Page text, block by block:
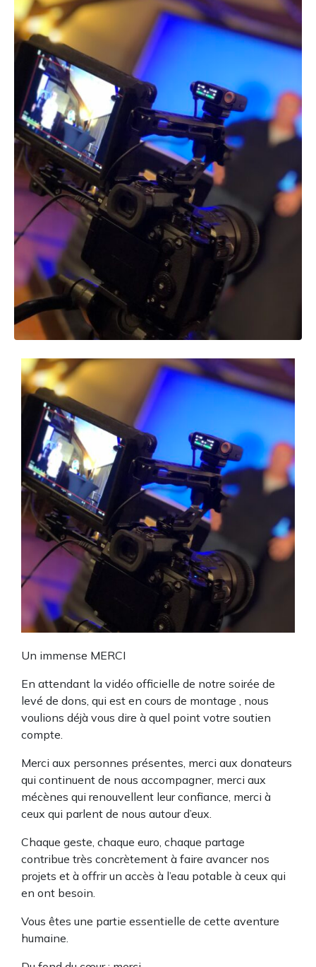
Un immense MERCI
En attendant la vidéo officielle de notre soirée de
levé de dons, qui est en cours de montage , nous
voulions déjà vous dire à quel point votre soutien
compte.
Merci aux personnes présentes, merci aux donateurs
qui continuent de nous accompagner, merci aux
mécènes qui renouvellent leur confiance, merci à
ceux qui parlent de nous autour d’eux.
Chaque geste, chaque euro, chaque partage
contribue très concrètement à faire avancer nos
projets et à offrir un accès à l’eau potable à ceux qui
en ont besoin.
Vous êtes une partie essentielle de cette aventure
humaine.